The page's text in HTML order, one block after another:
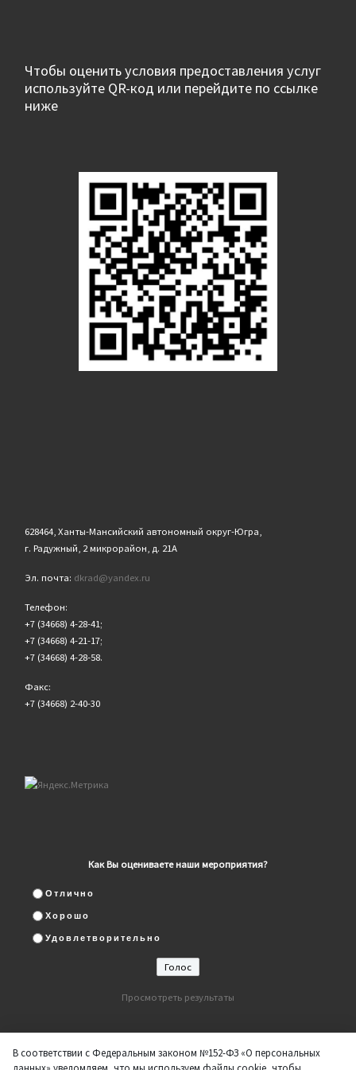
Чтобы оценить условия предоставления услуг
используйте QR-код или перейдите по ссылке
ниже
628464, Ханты-Мансийский автономный округ-Югра,
г. Радужный, 2 микрорайон, д. 21А
Эл. почта: dkrad@yandex.ru
Телефон:
+7 (34668) 4-28-41;
+7 (34668) 4-21-17;
+7 (34668) 4-28-58.
Факс:
+7 (34668) 2-40-30
Как Вы оцениваете наши мероприятия?
Отлично
Хорошо
Удовлетворительно
Просмотреть результаты
В соответствии с Федеральным законом №152-ФЗ «О персональных
данных» уведомляем, что мы используем файлы cookie, чтобы